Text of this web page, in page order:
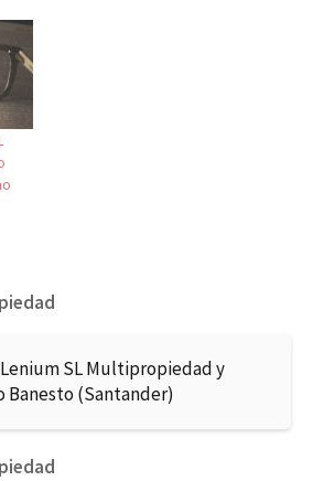
SL Multipropiedad y
Banesto (Santander)